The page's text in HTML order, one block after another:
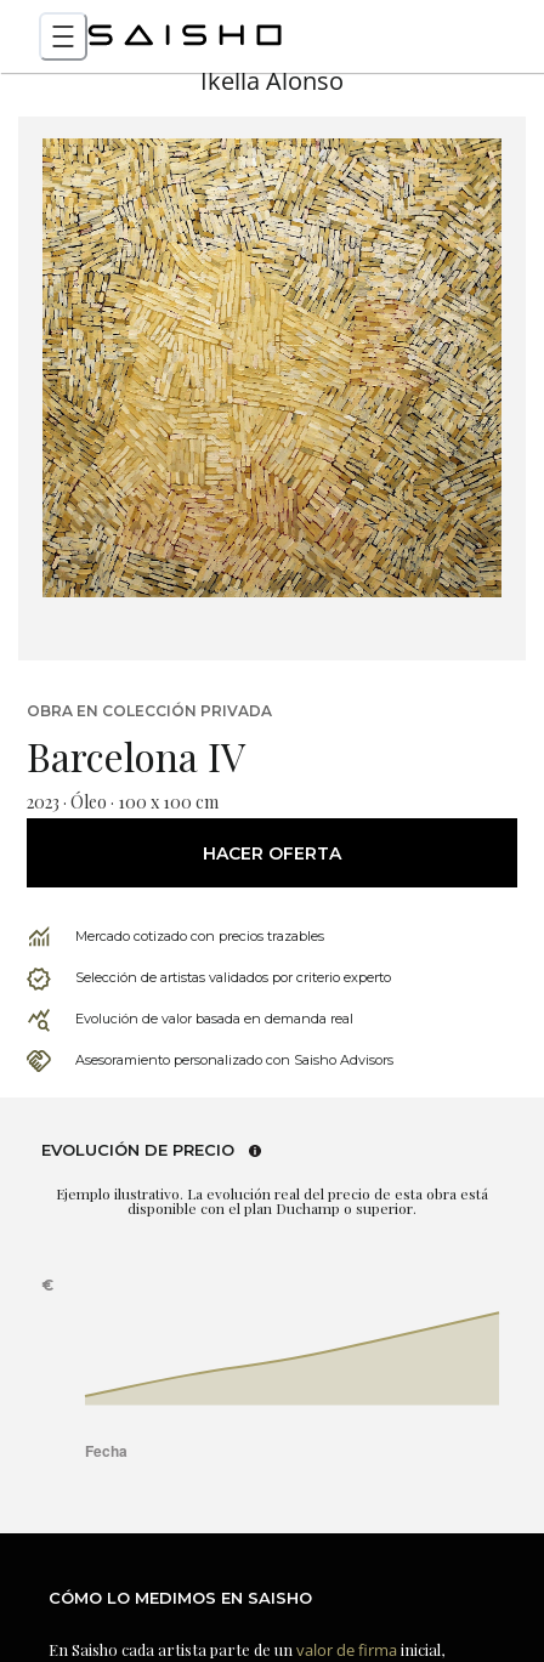
Ikella Alonso
OBRA EN COLECCIÓN PRIVADA
Barcelona IV
2023 · Óleo · 100 x 100 cm
HACER OFERTA
Mercado cotizado con precios trazables
Selección de artistas validados por criterio experto
Evolución de valor basada en demanda real
Asesoramiento personalizado con Saisho Advisors
EVOLUCIÓN DE PRECIO
Ejemplo ilustrativo. La evolución real del precio de esta obra está
disponible con el plan Duchamp o superior.
CÓMO LO MEDIMOS EN SAISHO
En Saisho cada artista parte de un valor de firmainicial,